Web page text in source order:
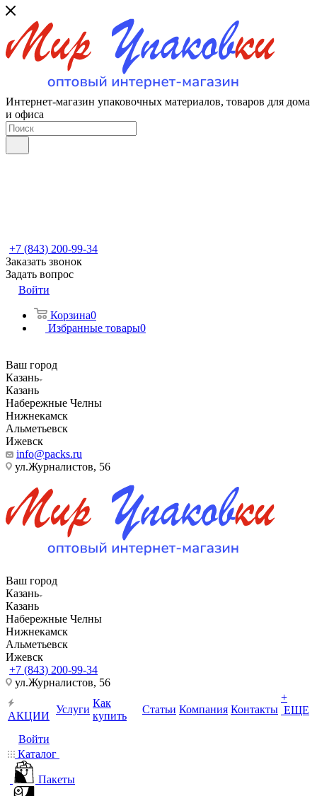
Интернет-магазин упаковочных материалов, товаров для дома
и офиса
+7 (843) 200-99-34
Заказать звонок
Задать вопрос
Войти
Корзина0
Избранные товары0
Ваш город
Казань
Казань
Набережные Челны
Нижнекамск
Альметьевск
Ижевск
info@packs.ru
ул.Журналистов, 56
Ваш город
Казань
Казань
Набережные Челны
Нижнекамск
Альметьевск
Ижевск
+7 (843) 200-99-34
ул.Журналистов, 56
АКЦИИ
Услуги
Как
купить
Статьи Компания Контакты
+
ЕЩЕ
Войти
Каталог
Пакеты